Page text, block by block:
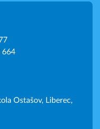
664
Ostašov, Liberec,